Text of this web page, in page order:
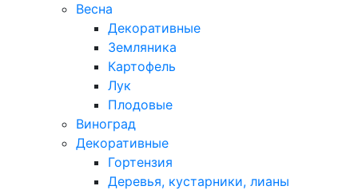
Весна
Декоративные
Земляника
Картофель
Лук
Плодовые
Виноград
Декоративные
Гортензия
Деревья, кустарники, лианы